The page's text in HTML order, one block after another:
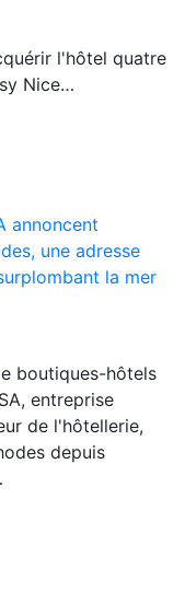
l'hôtel quatre
Nice…
annoncent
une adresse
la mer
boutiques-hôtels
entreprise
de l'hôtellerie,
depuis